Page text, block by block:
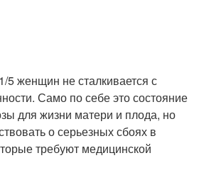
5 женщин не сталкивается с
Само по себе это состояние
для жизни матери и плода, но
о серьезных сбоях в
требуют медицинской